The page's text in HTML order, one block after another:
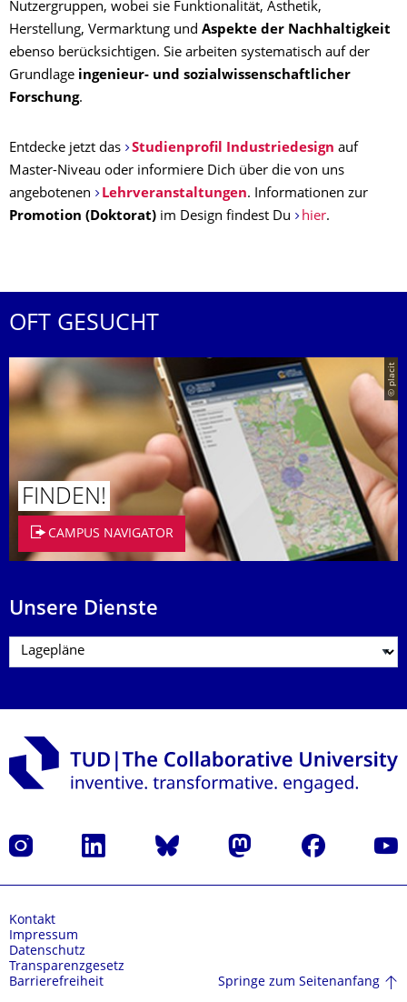
Nutzergruppen, wobei sie Funktionalität, Ästhetik,
Herstellung, Vermarktung und Aspekte der Nachhaltigkeit
ebenso berücksichtigen. Sie arbeiten systematisch auf der
Grundlage ingenieur- und sozialwissenschaftlicher
Forschung.
Entdecke jetzt das Studienprofil Industriedesign auf
Master-Niveau oder informiere Dich über die von uns
angebotenen
Lehrveranstaltungen. Informationen zur
Promotion (Doktorat) im Design findest Du hier.
OFT GESUCHT
© placit
FINDEN!
CAMPUS NAVIGATOR
Unsere Dienste
Instagram LinkedIn Bluesky Mastodon Facebook
Kontakt
Impressum
Datenschutz
Transparenzgesetz
Barrierefreiheit
Springe zum Seitenanfang